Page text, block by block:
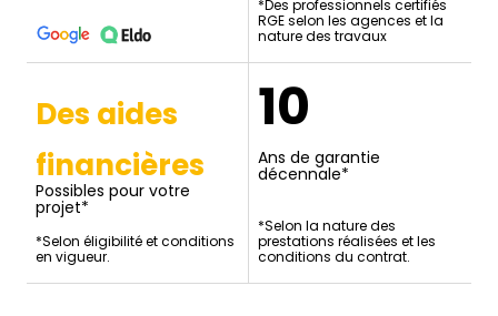
*Des professionnels certifiés
RGE selon les agences et la
nature des travaux
Des aides
financières
Possibles pour votre
projet*
*Selon éligibilité et conditions
en vigueur.
10
Ans de garantie
décennale*
*Selon la nature des
prestations réalisées et les
conditions du contrat.